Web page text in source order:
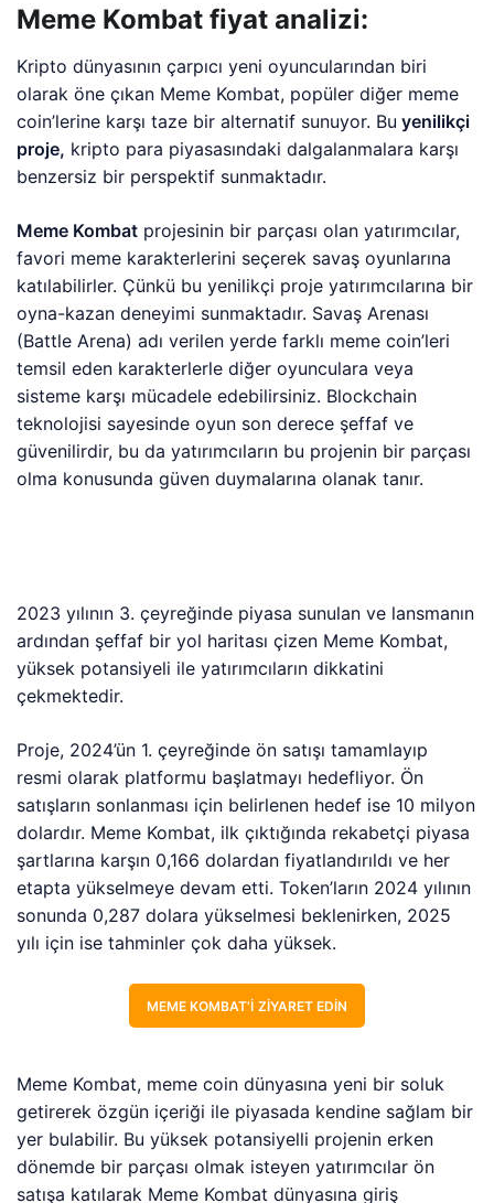
Meme Kombat fiyat analizi:
Kripto dünyasının çarpıcı yeni oyuncularından biri
olarak öne çıkan Meme Kombat, popüler diğer meme
coin’lerine karşı taze bir alternatif sunuyor. Bu yenilikçi
proje, kripto para piyasasındaki dalgalanmalara karşı
benzersiz bir perspektif sunmaktadır.
Meme Kombat projesinin bir parçası olan yatırımcılar,
favori meme karakterlerini seçerek savaş oyunlarına
katılabilirler. Çünkü bu yenilikçi proje yatırımcılarına bir
oyna-kazan deneyimi sunmaktadır. Savaş Arenası
(Battle Arena) adı verilen yerde farklı meme coin’leri
temsil eden karakterlerle diğer oyunculara veya
sisteme karşı mücadele edebilirsiniz. Blockchain
teknolojisi sayesinde oyun son derece şeffaf ve
güvenilirdir, bu da yatırımcıların bu projenin bir parçası
olma konusunda güven duymalarına olanak tanır.
2023 yılının 3. çeyreğinde piyasa sunulan ve lansmanın
ardından şeffaf bir yol haritası çizen Meme Kombat,
yüksek potansiyeli ile yatırımcıların dikkatini
çekmektedir.
Proje, 2024’ün 1. çeyreğinde ön satışı tamamlayıp
resmi olarak platformu başlatmayı hedefliyor. Ön
satışların sonlanması için belirlenen hedef ise 10 milyon
dolardır. Meme Kombat, ilk çıktığında rekabetçi piyasa
şartlarına karşın 0,166 dolardan fiyatlandırıldı ve her
etapta yükselmeye devam etti. Token’ların 2024 yılının
sonunda 0,287 dolara yükselmesi beklenirken, 2025
yılı için ise tahminler çok daha yüksek.
MEME KOMBAT’I ZIYARET EDIN
Meme Kombat, meme coin dünyasına yeni bir soluk
getirerek özgün içeriği ile piyasada kendine sağlam bir
yer bulabilir. Bu yüksek potansiyelli projenin erken
dönemde bir parçası olmak isteyen yatırımcılar ön
satışa katılarak Meme Kombat dünyasına giriş